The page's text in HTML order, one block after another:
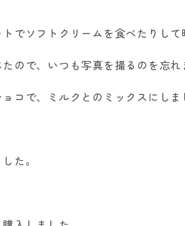
でソフトクリームを食べたりして
ので、いつも写真を撮るのを忘れ
コで、ミルクとのミックスにしま
た。